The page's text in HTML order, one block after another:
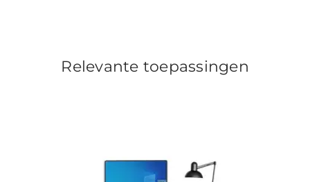
Relevante toepassingen